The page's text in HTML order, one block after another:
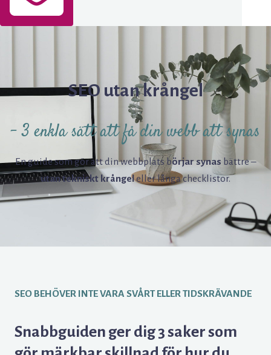
SEO utan krångel
– 3 enkla sätt att få din webb att synas
En guide som gör att din webbplats börjar synas bättre –
utan tekniskt krångeleller långa checklistor.
SEO BEHÖVER INTE VARA SVÅRT ELLER TIDSKRÄVANDE
Snabbguiden ger dig 3 saker som